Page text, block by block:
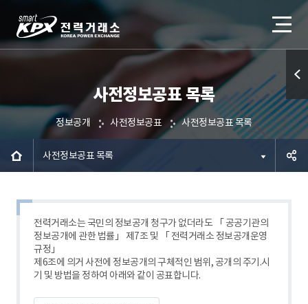
사전정보공표 목록
정보공개 사전정보공표 사전정보공표 목록
사전정보공표 목록
전력거래소는 국민의 정보공개 청구가 없더라도 「 공공기관의
정보공개에 관한 법률」 제7조 및 「 전력거래소 정보공개운영
규정」
제6조에 의거 사전에 정보공개의 구체적인 범위, 공개의 주기.시
기 및 방법을 정하여 아래와 같이 공표합니다.
퀵메
뉴 열
기